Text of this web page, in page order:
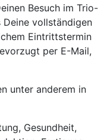
Besuch im Trio-
vollständigen
Eintrittstermin
per E-Mail,
unter anderem in
Gesundheit,